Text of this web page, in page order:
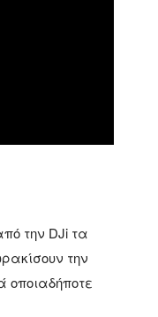
την DJi τα
την